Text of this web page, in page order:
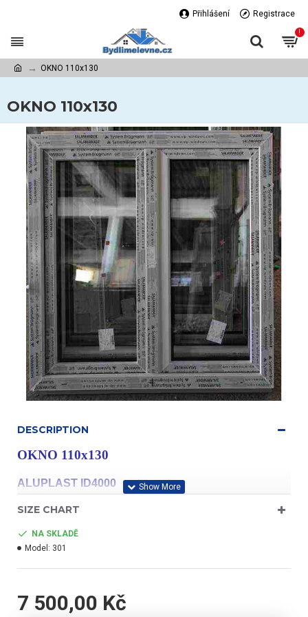
Přihlášení Registrace
!
OKNO 110x130
OKNO 110x130
DESCRIPTION
OKNO 110x130
ALUPLAST ID4000
SIZE CHART
NA SKLADĚ
Model: 301
7 500,00 Kč